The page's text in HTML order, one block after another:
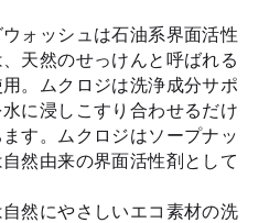
ォッシュは石油系界面活性
天然のせっけんと呼ばれる
。ムクロジは洗浄成分サポ
に浸しこすり合わせるだけ
す。ムクロジはソープナッ
然由来の界面活性剤として
然にやさしいエコ素材の洗